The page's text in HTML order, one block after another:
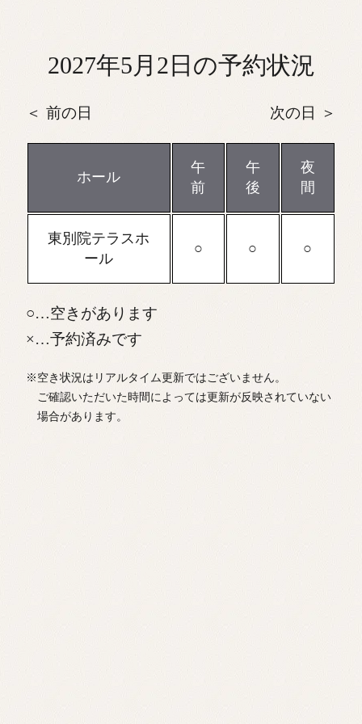
2027年5月2日の予約状況
前の日 次の日
ホール
午
前
午
後
夜
間
東別院テラスホ
ール
…空きがあります
…予約済みです
※空き状況はリアルタイム更新ではございません。
ご確認いただいた時間によっては更新が反映されていない
場合があります。